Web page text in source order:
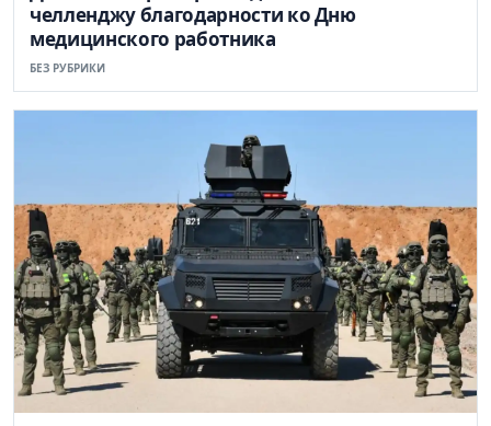
челленджу благодарности ко Дню
медицинского работника
БЕЗ РУБРИКИ